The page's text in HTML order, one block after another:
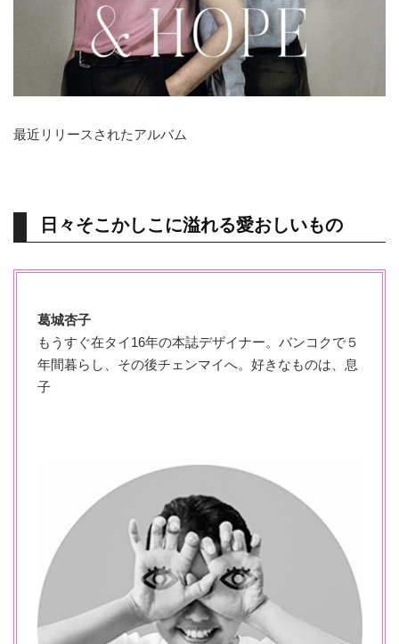
最近リリースされたアルバム
日々そこかしこに溢れる愛おしいもの
葛城杏子
もうすぐ在タイ16年の本誌デザイナー。バンコクで５
年間暮らし、その後チェンマイへ。好きなものは、息
子